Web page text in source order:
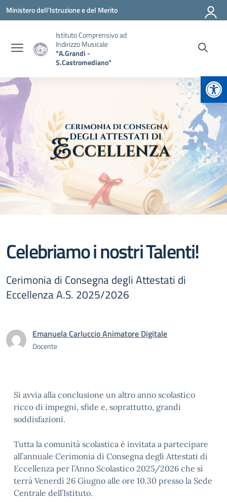
Vai ai contenuti
Vai al menu di navigazione
Vai al footer
Ministero dell'Istruzione e del Merito
Istituto Comprensivo ad
Indirizzo Musicale
"A.Grandi -
S.Castromediano"
Celebriamo i nostri Talenti!
Cerimonia di Consegna degli Attestati di
Eccellenza A.S. 2025/2026
Emanuela Carluccio Animatore Digitale
Docente
Si avvia alla conclusione un altro anno scolastico
ricco di impegni, sfide e, soprattutto, grandi
soddisfazioni.
Tutta la comunità scolastica è invitata a partecipare
all’annuale Cerimonia di Consegna degli Attestati di
Eccellenza per l’Anno Scolastico 2025/2026 che si
terrà Venerdì 26 Giugno alle ore 10.30 presso la Sede
Centrale dell’Istituto.